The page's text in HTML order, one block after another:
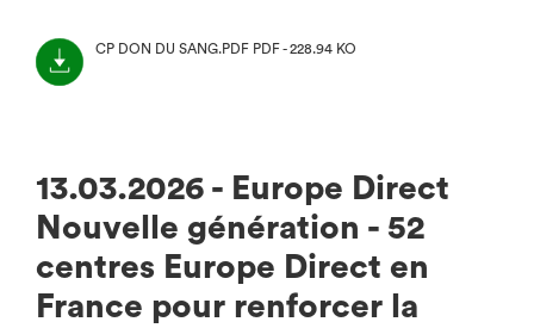
CP DON DU SANG.PDF PDF - 228.94 KO
13.03.2026 - Europe Direct
Nouvelle génération - 52
centres Europe Direct en
France pour renforcer la